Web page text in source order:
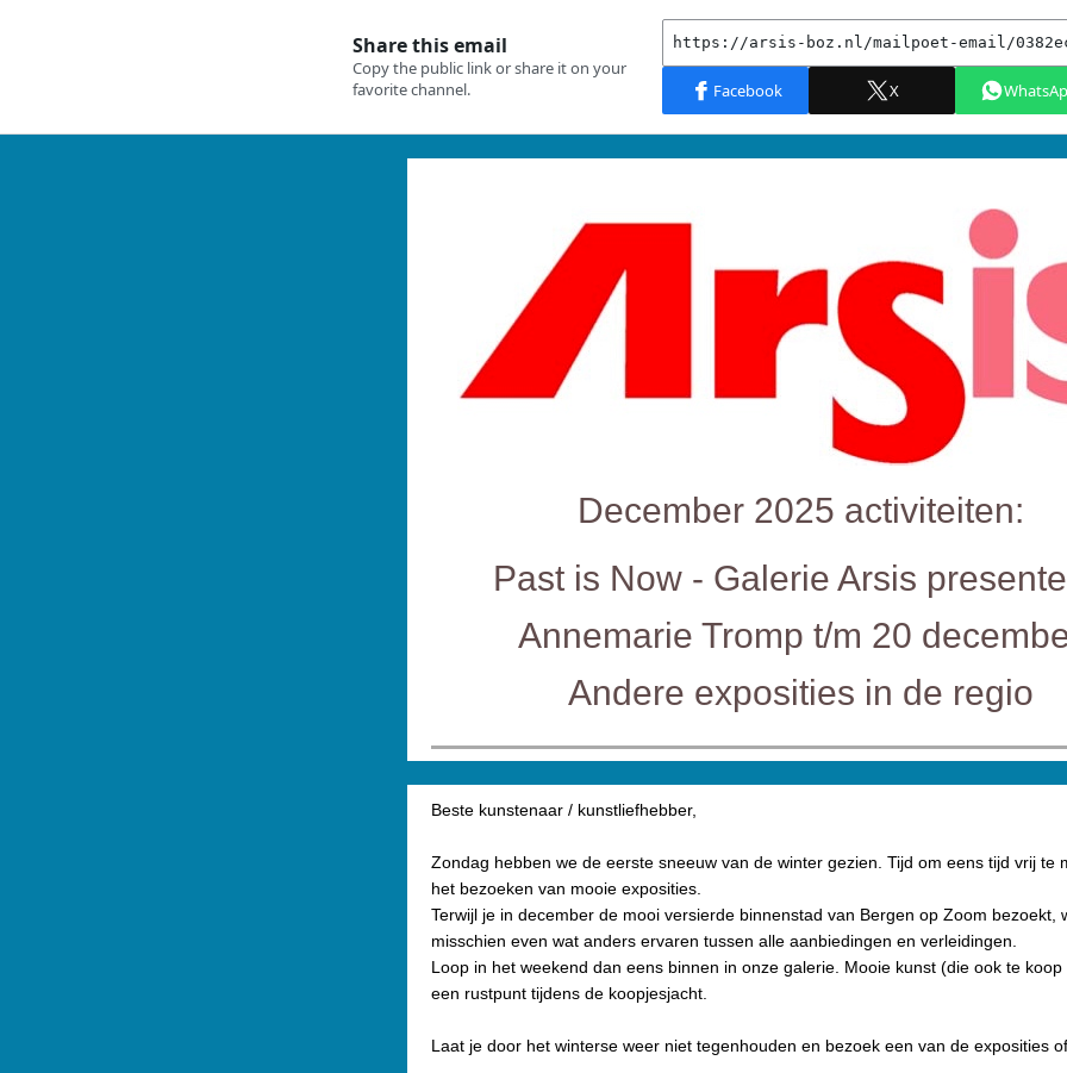
December 2025 activiteiten:
Past is Now - Galerie Arsis
Annemarie Tromp t/m 20
Andere exposities in de regio
Beste kunstenaar / kunstliefhebber,
Zondag hebben we de eerste sneeuw van de winter gezien. Tijd om eens tijd vrij te
het bezoeken van mooie exposities.
Terwijl je in december de mooi versierde binnenstad van Bergen op Zoom bezoekt,
misschien even wat anders ervaren tussen alle aanbiedingen en verleidingen.
Loop in het weekend dan eens binnen in onze galerie. Mooie kunst (die ook te koop
een rustpunt tijdens de koopjesjacht.
Laat je door het winterse weer niet tegenhouden en bezoek een van de exposities